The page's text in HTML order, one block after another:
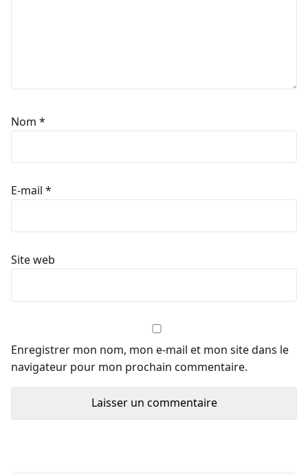
Nom *
E-mail *
Site web
Enregistrer mon nom, mon e-mail et mon site dans le
navigateur pour mon prochain commentaire.